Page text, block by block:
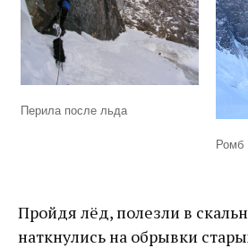
Перила после льда
Ромб
Пройдя лёд, полезли в
наткнулись на обрывки